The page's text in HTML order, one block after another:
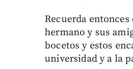
Recuerda
hermano y sus
bocetos y estos
universidad y a la